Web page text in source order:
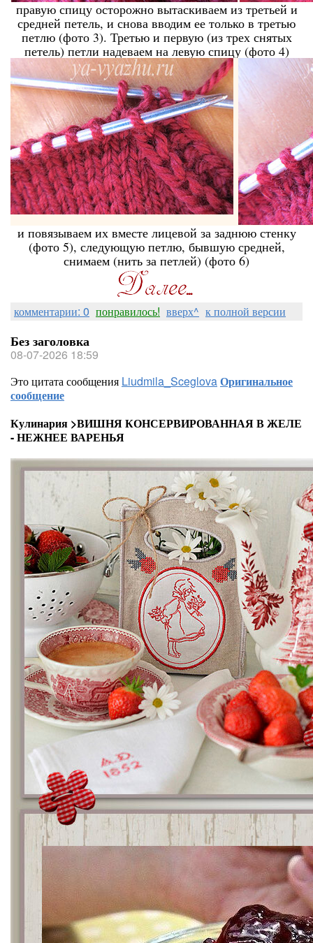
правую спицу осторожно вытаскиваем из третьей и
средней петель, и снова вводим ее только в третью
петлю (фото 3). Третью и первую (из трех снятых
петель) петли надеваем на левую спицу (фото 4)
и повязываем их вместе лицевой за заднюю стенку
(фото 5), следующую петлю, бывшую средней,
снимаем (нить за петлей) (фото 6)
комментарии: 0 понравилось! вверх^ к полной версии
Без заголовка
08-07-2026 18:59
Это цитата сообщения Liudmila_SceglovaОригинальное
сообщение
Кулинария >ВИШНЯ КОНСЕРВИРОВАННАЯ В ЖЕЛЕ
- НЕЖНЕЕ ВАРЕНЬЯ